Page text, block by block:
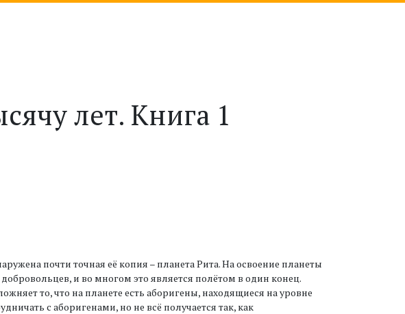
лет. Книга 1
почти точная её копия – планета Рита. На освоение планеты
и во многом это является полётом в один конец.
то, что на планете есть аборигены, находящиеся на уровне
с аборигенами, но не всё получается так, как